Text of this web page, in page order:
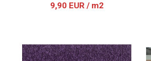
9,90 EUR / m2